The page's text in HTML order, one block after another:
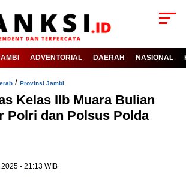
ADVENTORIAL DAERAH NASIONAL
/ Provinsi Jambi
Kelas IIb Muara Bulian
Polri dan Polsus Polda
- 21:13 WIB